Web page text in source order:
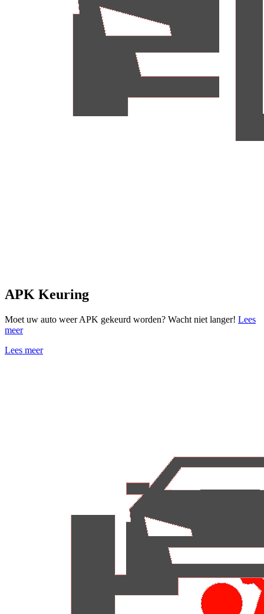
APK Keuring
Moet uw auto weer APK gekeurd worden? Wacht niet langer! Lees
meer
Lees meer